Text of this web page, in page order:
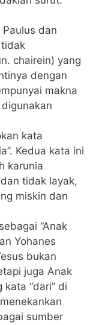
dan
tidak
chairein) yang
dengan
makna
kata
Kedua kata ini
karunia
tidak layak,
miskin dan
“Anak
Yohanes
bukan
juga Anak
“dari” di
sumber